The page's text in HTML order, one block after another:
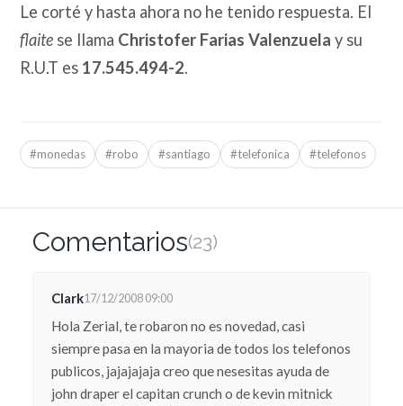
Le corté y hasta ahora no he tenido respuesta. El
flaite se llama Christofer Farias Valenzuela y su
R.U.T es 17.545.494-2.
#monedas #robo #santiago #telefonica #telefonos
Comentarios(23)
Clark17/12/2008 09:00
Hola Zerial, te robaron no es novedad, casi
siempre pasa en la mayoria de todos los telefonos
publicos, jajajajaja creo que nesesitas ayuda de
john draper el capitan crunch o de kevin mitnick